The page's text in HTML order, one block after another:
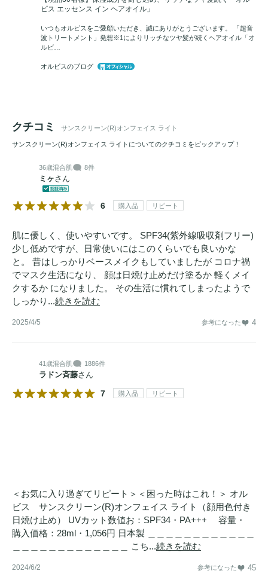
ビス エッセンス イン ヘアオイル」
いつもオルビスをご愛顧いただき、誠にありがとうございます。 「超音
波トリートメント」発想※1によりリッチなツヤ髪が続くヘアオイル「オ
ルビ…
オルビスのブログ
クチコミ サンスクリーン(R)オンフェイス ライト
サンスクリーン(R)オンフェイス ライトについてのクチコミをピックアップ！
36歳混合肌 8件
ミヶさん
6 購入品 リピート
肌に優しく、使いやすいです。 SPF34(紫外線吸収剤フリー)
少し低めですが、日常使いにはこのくらいでも良いかな
と。 昔はしっかりベースメイクもしていましたが コロナ禍
でマスク生活になり、 顔は日焼け止めだけ塗るか 軽くメイ
クするか になりました。 その生活に慣れてしまったようで
しっかり...続きを読む
2025/4/5 参考になった 4
41歳混合肌 1886件
ラドン斉藤さん
7 購入品 リピート
＜お気に入り過ぎてリピート＞＜困った時はこれ！＞ オル
ビス サンスクリーン(R)オンフェイス ライト（顔用色付き
日焼け止め） UVカット数値お：SPF34・PA+++ 容量・
購入価格：28ml・1,056円 日本製 ＿＿＿＿＿＿＿＿＿＿＿＿
＿＿＿＿＿＿＿＿＿＿＿＿＿ こち...続きを読む
2024/6/2 参考になった 45